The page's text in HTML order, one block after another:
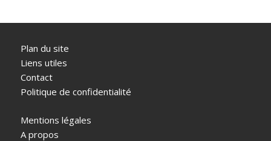
Plan du site
Liens utiles
Contact
Politique de confidentialité
Mentions légales
A propos